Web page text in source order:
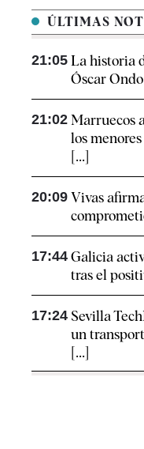
ÚLTIMAS
21:05 La historia
Óscar
21:02 Marruecos
los
[...]
20:09 Vivas
17:44 Galicia
tras el
17:24 Sevilla
un
[...]